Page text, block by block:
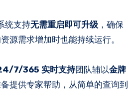
统支持无需重启即可升级 ，确保
源需求增加时也能持续运行。
7/365 实时支持团队辅以金牌
备提供专家帮助，从简单的查询到